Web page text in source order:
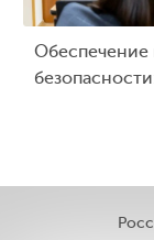
Обеспечение